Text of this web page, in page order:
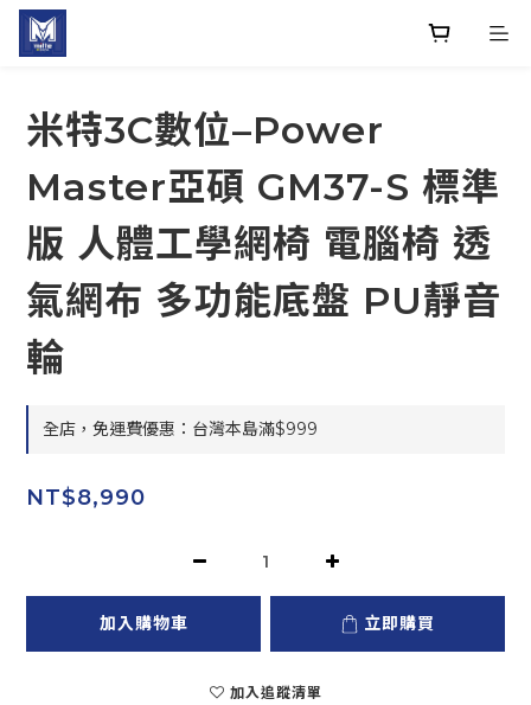
米特3C數位–Power
Master亞碩 GM37-S 標準
版 人體工學網椅 電腦椅 透
氣網布 多功能底盤 PU靜音
輪
全店，免運費優惠：台灣本島滿$999
NT$8,990
加入購物車 立即購買
加入追蹤清單